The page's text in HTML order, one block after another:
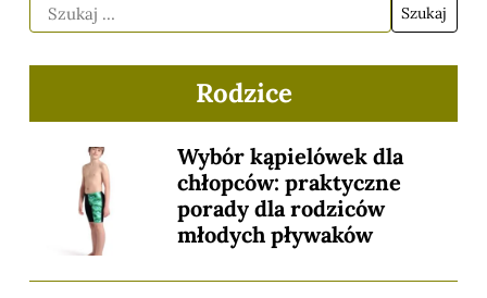
Rodzice
Wybór kąpielówek dla
chłopców: praktyczne
porady dla rodziców
młodych pływaków